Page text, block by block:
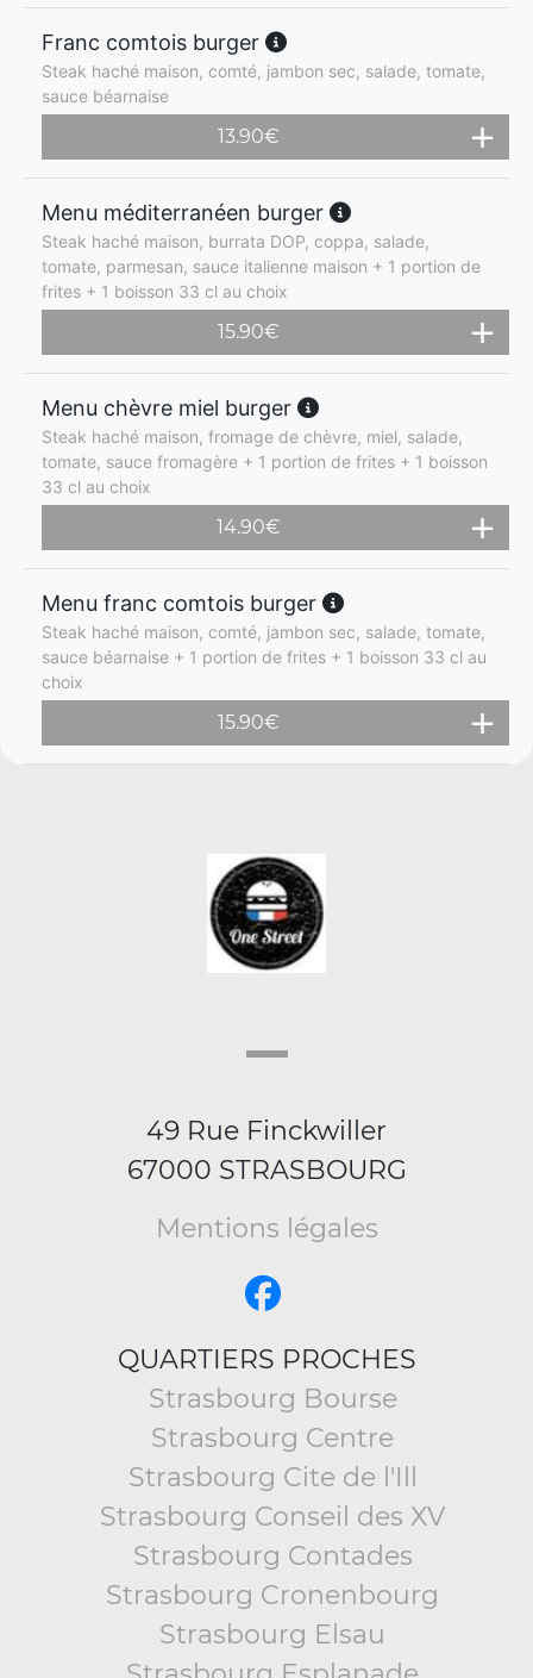
Franc comtois burger
Steak haché maison, comté, jambon sec, salade, tomate,
sauce béarnaise
13.90€
Menu méditerranéen burger
Steak haché maison, burrata DOP, coppa, salade,
tomate, parmesan, sauce italienne maison + 1 portion de
frites + 1 boisson 33 cl au choix
15.90€
Menu chèvre miel burger
Steak haché maison, fromage de chèvre, miel, salade,
tomate, sauce fromagère + 1 portion de frites + 1 boisson
33 cl au choix
14.90€
Menu franc comtois burger
Steak haché maison, comté, jambon sec, salade, tomate,
sauce béarnaise + 1 portion de frites + 1 boisson 33 cl au
choix
15.90€
49 Rue Finckwiller
67000 STRASBOURG
Mentions légales
QUARTIERS PROCHES
Strasbourg Bourse
Strasbourg Centre
Strasbourg Cite de l'Ill
Strasbourg Conseil des XV
Strasbourg Contades
Strasbourg Cronenbourg
Strasbourg Elsau